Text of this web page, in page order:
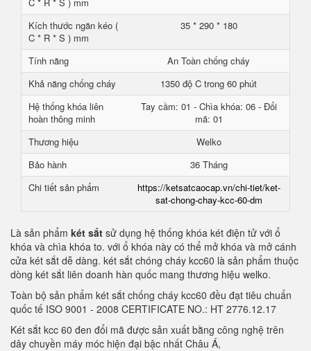
Kích thước ngăn kéo (
C * R * S ) mm
35 * 290 * 180
Tính năng
An Toàn chống cháy
Khả năng chống cháy
1350 độ C trong 60 phút
Hệ thống khóa liên
hoàn thông minh
Tay cầm: 01 - Chìa khóa: 06 - Đổi
mã: 01
Thương hiệu
Welko
Bảo hành
36 Tháng
Chi tiết sản phẩm
https://ketsatcaocap.vn/chi-tiet/ket-
sat-chong-chay-kcc-60-dm
Là sản phẩm két sắt sử dụng hệ thống khóa két điện tử với ổ
khóa và chìa khóa to. với ổ khóa này có thể mở khóa và mở cánh
cửa két sắt dễ dàng. két sắt chóng cháy kcc60 là sản phẩm thuộc
dòng két sắt liên doanh hàn quốc mang thương hiệu welko.
Toàn bộ sản phẩm két sắt chống cháy kcc60 đều đạt tiêu chuẩn
quốc tế ISO 9001 - 2008 CERTIFICATE NO.: HT 2776.12.17
Két sắt kcc 60 đen đổi mã được sản xuất bằng công nghệ trên
dây chuyền máy móc hiện đại bậc nhất Châu Á,